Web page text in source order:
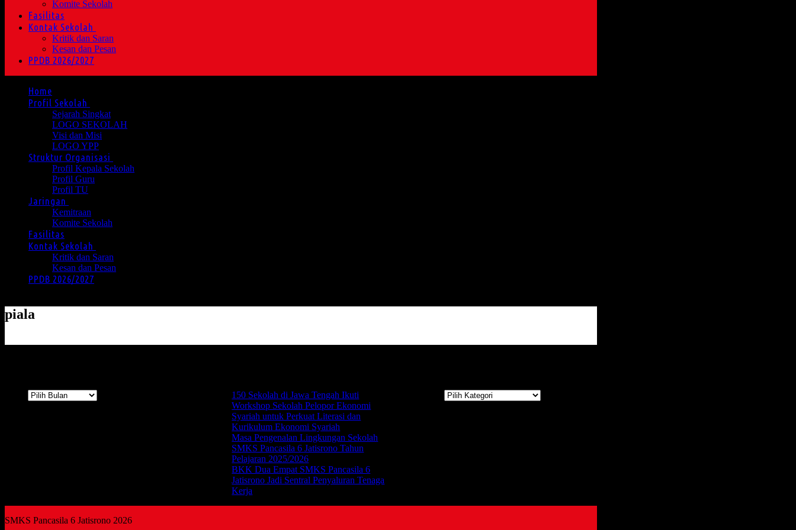
Komite Sekolah
Fasilitas
Kontak Sekolah
Kritik dan Saran
Kesan dan Pesan
PPDB 2026/2027
Home
Profil Sekolah
Sejarah Singkat
LOGO SEKOLAH
Visi dan Misi
LOGO YPP
Struktur Organisasi
Profil Kepala Sekolah
Profil Guru
Profil TU
Jaringan
Kemitraan
Komite Sekolah
Fasilitas
Kontak Sekolah
Kritik dan Saran
Kesan dan Pesan
PPDB 2026/2027
piala
150 Sekolah di Jawa Tengah Ikuti
Workshop Sekolah Pelopor Ekonomi
Syariah untuk Perkuat Literasi dan
Kurikulum Ekonomi Syariah
Masa Pengenalan Lingkungan Sekolah
SMKS Pancasila 6 Jatisrono Tahun
Pelajaran 2025/2026
BKK Dua Empat SMKS Pancasila 6
Jatisrono Jadi Sentral Penyaluran Tenaga
Kerja
SMKS Pancasila 6 Jatisrono 2026